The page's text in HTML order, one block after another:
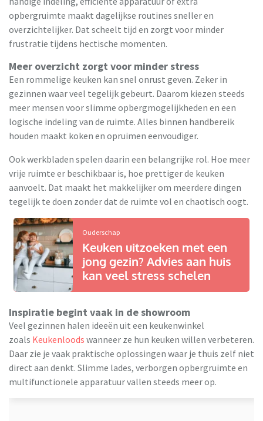
opbergruimte maakt dagelijkse routines sneller en
overzichtelijker. Dat scheelt tijd en zorgt voor minder
frustratie tijdens hectische momenten.
Meer overzicht zorgt voor minder stress
Een rommelige keuken kan snel onrust geven. Zeker in
gezinnen waar veel tegelijk gebeurt. Daarom kiezen steeds
meer mensen voor slimme opbergmogelijkheden en een
logische indeling van de ruimte. Alles binnen handbereik
houden maakt koken en opruimen eenvoudiger.
Ook werkbladen spelen daarin een belangrijke rol. Hoe meer
vrije ruimte er beschikbaar is, hoe prettiger de keuken
aanvoelt. Dat maakt het makkelijker om meerdere dingen
tegelijk te doen zonder dat de ruimte vol en chaotisch oogt.
Ouderschap
Keuken uitzoeken met een
jong gezin? Advies aan huis
kan veel stress schelen
Inspiratie begint vaak in de showroom
Veel gezinnen halen ideeën uit een keukenwinkel
zoals Keukenloods wanneer ze hun keuken willen verbeteren.
Daar zie je vaak praktische oplossingen waar je thuis zelf niet
direct aan denkt. Slimme lades, verborgen opbergruimte en
multifunctionele apparatuur vallen steeds meer op.